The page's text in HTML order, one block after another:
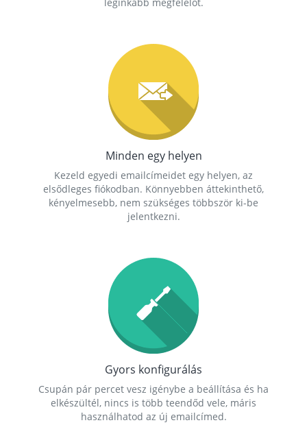
Minden egy helyen
Kezeld egyedi emailcímeidet egy helyen, az
elsődleges fiókodban. Könnyebben áttekinthető,
kényelmesebb, nem szükséges többször ki-be
jelentkezni.
Gyors konfigurálás
Csupán pár percet vesz igénybe a beállítása és ha
elkészültél, nincs is több teendőd vele, máris
használhatod az új emailcímed.